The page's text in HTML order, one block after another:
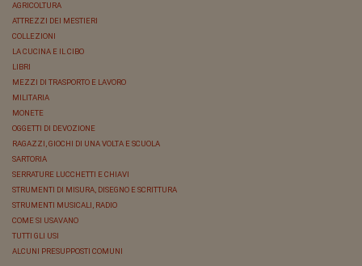
AGRICOLTURA
ATTREZZI DEI MESTIERI
COLLEZIONI
LA CUCINA E IL CIBO
LIBRI
MEZZI DI TRASPORTO E LAVORO
MILITARIA
MONETE
OGGETTI DI DEVOZIONE
RAGAZZI, GIOCHI DI UNA VOLTA E SCUOLA
SARTORIA
SERRATURE LUCCHETTI E CHIAVI
STRUMENTI DI MISURA, DISEGNO E SCRITTURA
STRUMENTI MUSICALI, RADIO
COME SI USAVANO
TUTTI GLI USI
ALCUNI PRESUPPOSTI COMUNI